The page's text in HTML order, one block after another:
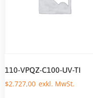
110-VPQZ-C100-UV-TI
$2.727,00